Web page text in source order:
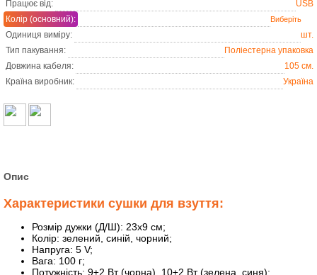
Працює від:
USB
Колір (основний):
Одиниця виміру:
шт.
Тип пакування:
Поліестерна упаковка
Довжина кабеля:
105 см.
Країна виробник:
Україна
Опис
Характеристики сушки для взуття:
Розмір дужки (Д/Ш): 23х9 см;
Колір: зелений, синій, чорний;
Напруга: 5 V;
Вага: 100 г;
Потужність: 9±2 Вт (чорна), 10±2 Вт (зелена, синя);